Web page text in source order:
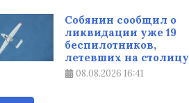
Собянин сообщил о
ликвидации уже 19
беспилотников,
летевших на столицу
08.08.2026 16:41